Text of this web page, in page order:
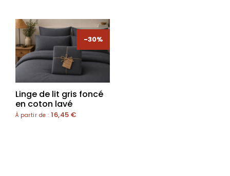
-30%
Linge de lit gris foncé
en coton lavé
À partir de : 16,45 €